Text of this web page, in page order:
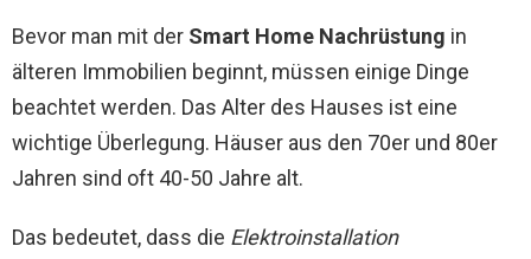
Bevor man mit der Smart Home Nachrüstung in
älteren Immobilien beginnt, müssen einige Dinge
beachtet werden. Das Alter des Hauses ist eine
wichtige Überlegung. Häuser aus den 70er und 80er
Jahren sind oft 40-50 Jahre alt.
Das bedeutet, dass die Elektroinstallation